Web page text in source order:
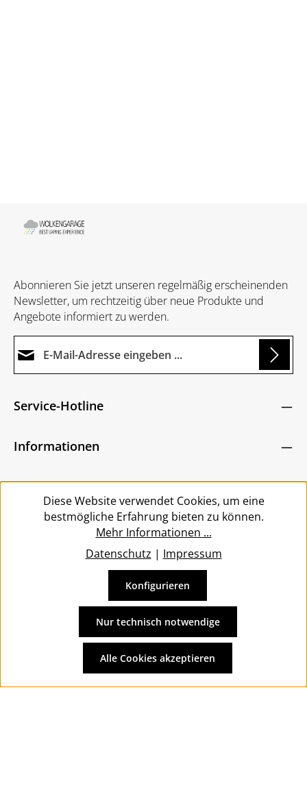
Abonnieren Sie jetzt unseren regelmäßig erscheinenden
Newsletter, um rechtzeitig über neue Produkte und
Angebote informiert zu werden.
Ich habe dieDatenschutzbestimmungen
bin mit ihnen einverstanden.
Zeichen ein*
Die mit einem Stern (*) markierten Felder sind
Service-Hotline
Informationen
Service
Vertrag widerrufen
und ggf. Nachnahmegebühren, wenn nicht anders
angegeben.
Diese Website verwendet Cookies, um eine
bestmögliche Erfahrung bieten zu können.
Mehr Informationen ...
Datenschutz | Impressum
Nur technisch notwendige
Konfigurieren
Alle Cookies akzeptieren